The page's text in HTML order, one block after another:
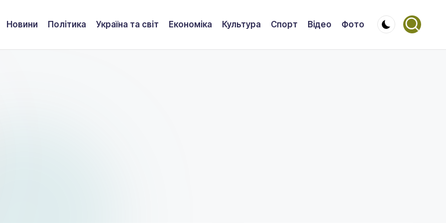
Новини Політика Україна та світ Економіка Культура Спорт Відео Фото